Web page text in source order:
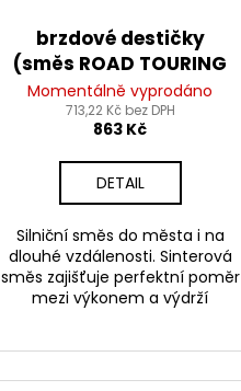
brzdové destičky
(směs ROAD TOURING
SINTERED) NEWFREN (2
ks v balení)
Momentálně vyprodáno
713,22 Kč bez DPH
863 Kč
DETAIL
Silniční směs do města i na
dlouhé vzdálenosti. Sinterová
směs zajišťuje perfektní poměr
mezi výkonem a výdrží